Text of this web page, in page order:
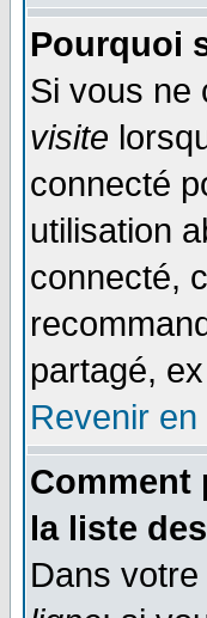
Pourquoi
Si vous ne
visite
connecté
utilisation
connecté,
partagé,
Revenir
Comment
la liste
Dans